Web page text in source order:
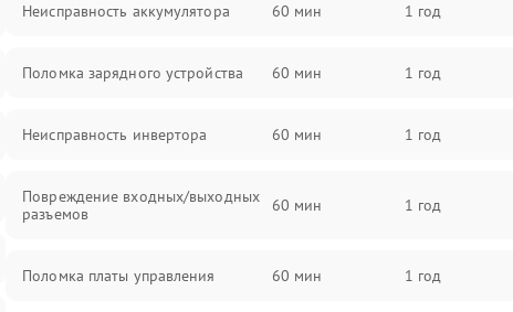
Неисправность аккумулятора 60 мин 1 год
Поломка зарядного устройства 60 мин 1 год
Неисправность инвертора 60 мин 1 год
Повреждение входных/выходных
разъемов
60 мин 1 год
Поломка платы управления 60 мин 1 год